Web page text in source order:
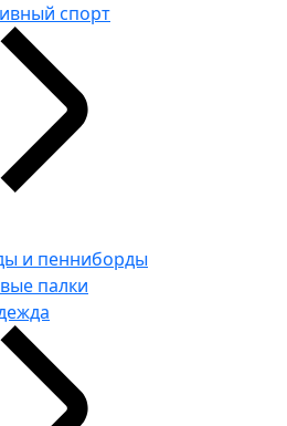
спорт
и пенниборды
палки